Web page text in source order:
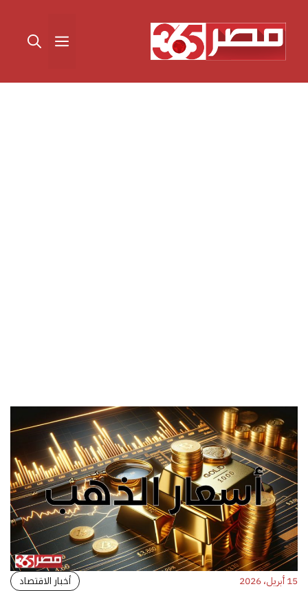
المحتوى القائمة
15 أبريل، 2026 أخبار الاقتصاد